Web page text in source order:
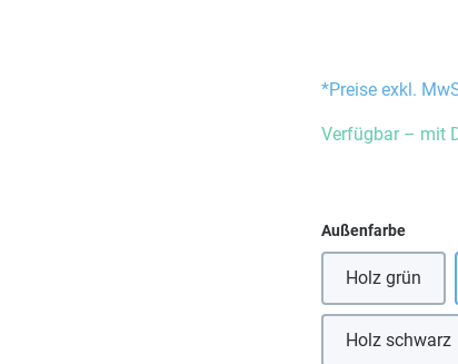
*Preise exkl.
Verfügbar – mit
Außenfarbe
Holz grün
Holz schwarz